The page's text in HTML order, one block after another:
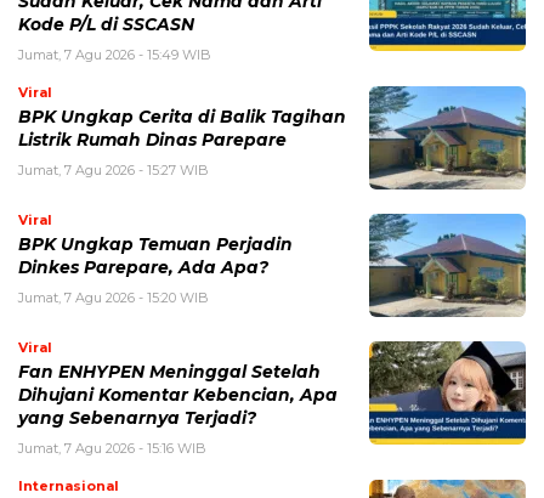
Kode P/L di SSCASN
Jumat, 7 Agu 2026 - 15:49 WIB
Viral
BPK Ungkap Cerita di Balik Tagihan
Listrik Rumah Dinas Parepare
Jumat, 7 Agu 2026 - 15:27 WIB
Viral
BPK Ungkap Temuan Perjadin
Dinkes Parepare, Ada Apa?
Jumat, 7 Agu 2026 - 15:20 WIB
Viral
Fan ENHYPEN Meninggal Setelah
Dihujani Komentar Kebencian, Apa
yang Sebenarnya Terjadi?
Jumat, 7 Agu 2026 - 15:16 WIB
Internasional